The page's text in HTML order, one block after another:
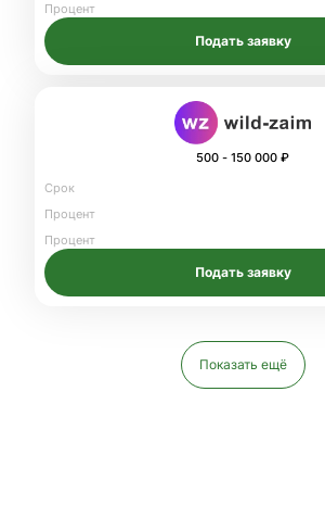
Процент
Подать заявку
500 - 150 000 ₽
Срок
Процент
Процент
Подать заявку
Показать ещё